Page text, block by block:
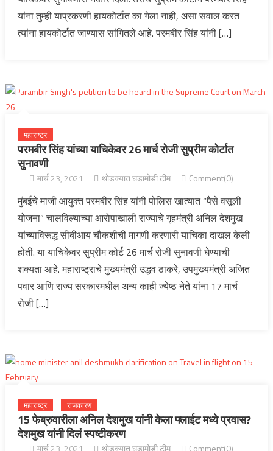
यांना तुम्ही याप्रकरणी हायकोर्टात का गेला नाही, असा सवाल करत
त्यांना हायकोर्टात जाण्यास सांगितले आहे. परमबीर सिंह यांनी […]
महाराष्ट्र
परमबीर सिंह यांच्या याचिकेवर 26 मार्च रोजी सुप्रीम कोर्टात
सुनावणी
मार्च 23, 2021 थोडक्यात घडामोडी टीम Comment(0)
मुंबईचे माजी आयुक्त परमबीर सिंह यांनी पोलिस खात्यात “पैसे वसूली
योजना” चालविल्याच्या आरोपाखाली राज्याचे गृहमंत्री अनिल देशमुख
यांच्याविरूद्ध सीबीआय चौकशीची मागणी करणारी याचिका दाखल केली
होती. या याचिकेवर सुप्रीम कोर्ट 26 मार्च रोजी सुनावणी घेण्याची
शक्यता आहे. महाराष्ट्राचे मुख्यमंत्री उद्धव ठाकरे, उपमुख्यमंत्री अजित
पवार आणि राज्य सरकारमधील अन्य काही ज्येष्ठ नेते यांना 17 मार्च
रोजी […]
महाराष्ट्र राजकारण
15 फेब्रुवारीला अनिल देशमुख यांनी केला फ्लाईट मध्ये प्रवास?
देशमुख यांनी दिलं स्पष्टीकरण
मार्च 23, 2021 थोडक्यात घडामोडी टीम Comment(0)